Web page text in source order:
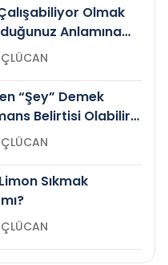
Olmak
Anlamına
GÜÇLÜCAN
“Şey” Demek
Belirtisi Olabilir
GÜÇLÜCAN
Sıkmak
GÜÇLÜCAN